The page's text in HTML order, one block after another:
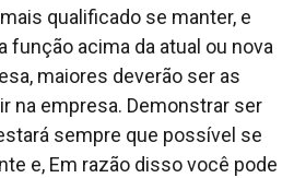
qualificado se manter, e
função acima da atual ou nova
maiores deverão ser as
na empresa. Demonstrar ser
sempre que possível se
e, Em razão disso você pode